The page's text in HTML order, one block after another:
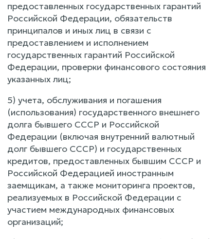
предоставленных государственных гарантий
Российской Федерации, обязательств
принципалов и иных лиц в связи с
предоставлением и исполнением
государственных гарантий Российской
Федерации, проверки финансового состояния
указанных лиц;
5) учета, обслуживания и погашения
(использования) государственного внешнего
долга бывшего СССР и Российской
Федерации (включая внутренний валютный
долг бывшего СССР) и государственных
кредитов, предоставленных бывшим СССР и
Российской Федерацией иностранным
заемщикам, а также мониторинга проектов,
реализуемых в Российской Федерации с
участием международных финансовых
организаций;